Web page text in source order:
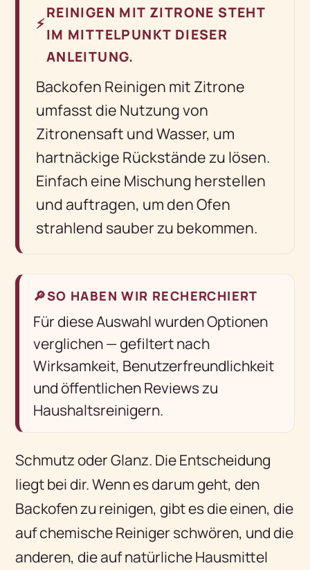
⚡
REINIGEN MIT ZITRONE STEHT
IM MITTELPUNKT DIESER
ANLEITUNG.
Backofen Reinigen mit Zitrone
umfasst die Nutzung von
Zitronensaft und Wasser, um
hartnäckige Rückstände zu lösen.
Einfach eine Mischung herstellen
und auftragen, um den Ofen
strahlend sauber zu bekommen.
🔎SO HABEN WIR RECHERCHIERT
Für diese Auswahl wurden Optionen
verglichen — gefiltert nach
Wirksamkeit, Benutzerfreundlichkeit
und öffentlichen Reviews zu
Haushaltsreinigern.
Schmutz oder Glanz. Die Entscheidung
liegt bei dir. Wenn es darum geht, den
Backofen zu reinigen, gibt es die einen, die
auf chemische Reiniger schwören, und die
anderen, die auf natürliche Hausmittel